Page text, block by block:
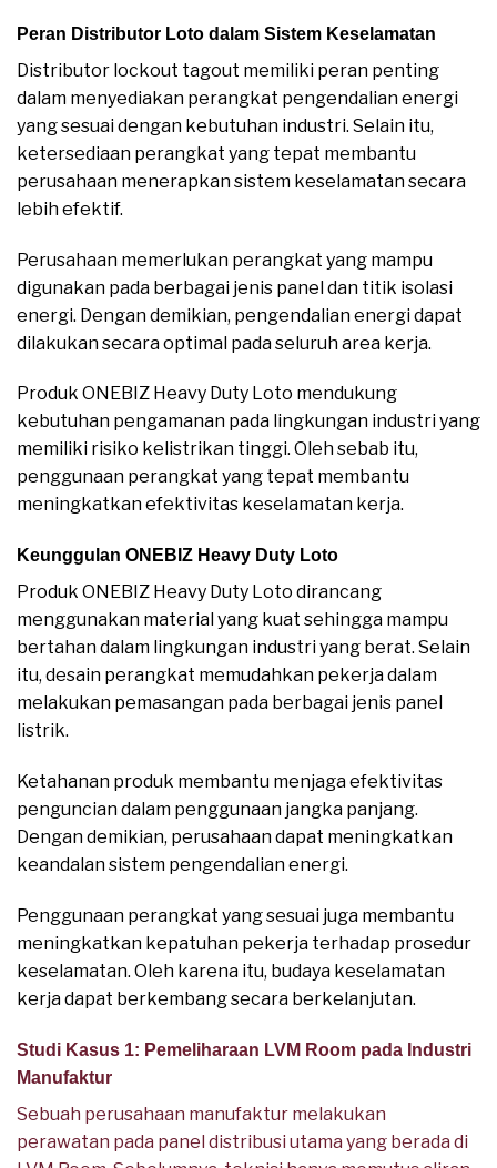
Peran Distributor Loto dalam Sistem Keselamatan
Distributor lockout tagout memiliki peran penting
dalam menyediakan perangkat pengendalian energi
yang sesuai dengan kebutuhan industri. Selain itu,
ketersediaan perangkat yang tepat membantu
perusahaan menerapkan sistem keselamatan secara
lebih efektif.
Perusahaan memerlukan perangkat yang mampu
digunakan pada berbagai jenis panel dan titik isolasi
energi. Dengan demikian, pengendalian energi dapat
dilakukan secara optimal pada seluruh area kerja.
Produk ONEBIZ Heavy Duty Loto mendukung
kebutuhan pengamanan pada lingkungan industri yang
memiliki risiko kelistrikan tinggi. Oleh sebab itu,
penggunaan perangkat yang tepat membantu
meningkatkan efektivitas keselamatan kerja.
Keunggulan ONEBIZ Heavy Duty Loto
Produk ONEBIZ Heavy Duty Loto dirancang
menggunakan material yang kuat sehingga mampu
bertahan dalam lingkungan industri yang berat. Selain
itu, desain perangkat memudahkan pekerja dalam
melakukan pemasangan pada berbagai jenis panel
listrik.
Ketahanan produk membantu menjaga efektivitas
penguncian dalam penggunaan jangka panjang.
Dengan demikian, perusahaan dapat meningkatkan
keandalan sistem pengendalian energi.
Penggunaan perangkat yang sesuai juga membantu
meningkatkan kepatuhan pekerja terhadap prosedur
keselamatan. Oleh karena itu, budaya keselamatan
kerja dapat berkembang secara berkelanjutan.
Studi Kasus 1: Pemeliharaan LVM Room pada Industri
Manufaktur
Sebuah perusahaan manufaktur melakukan
perawatan pada panel distribusi utama yang berada di